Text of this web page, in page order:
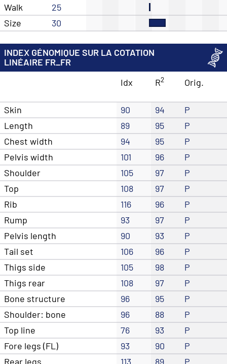
Walk
25
Size
30
INDEX GÉNOMIQUE SUR LA COTATION
LINÉAIRE FR_FR
Idx
R2 Orig.
Skin 90 94
P
Length
89 95
P
Chest width
94 95
P
Pelvis width
101 96
P
Shoulder
105 97
P
Top
108 97
P
Rib
116 96
P
Rump
93 97
P
Pelvis length
90 93
P
Tail set
106 96
P
Thigs side
105 98
P
Thigs rear
108 97
P
Bone structure
96 95
P
Shoulder: bone
96 88
P
Top line
76 93
P
Fore legs (FL)
93 90
P
Rear legs
113 89
P